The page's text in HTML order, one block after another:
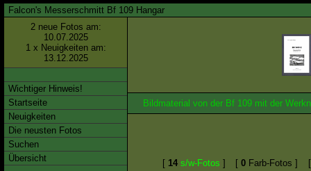
Falcon's Messerschmitt Bf 109 Hangar
2 neue Fotos am:
10.07.2025
1 x Neuigkeiten am:
13.12.2025
Wichtiger Hinweis!
Startseite
Neuigkeiten
Die neusten Fotos
Suchen
Übersicht
Bildmaterial von der Bf 109 mit der
[ 14 s/w-Fotos ] [ 0 Farb-Fotos ]